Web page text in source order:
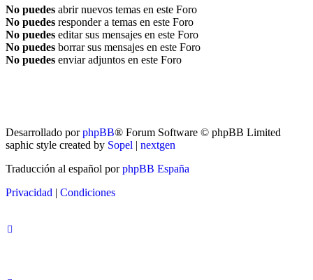
No puedes abrir nuevos temas en este Foro
No puedes responder a temas en este Foro
No puedes editar sus mensajes en este Foro
No puedes borrar sus mensajes en este Foro
No puedes enviar adjuntos en este Foro
Desarrollado porphpBB® Forum Software © phpBB Limited
saphic style created by Sopel | nextgen
Traducción al español porphpBB España
Privacidad | Condiciones